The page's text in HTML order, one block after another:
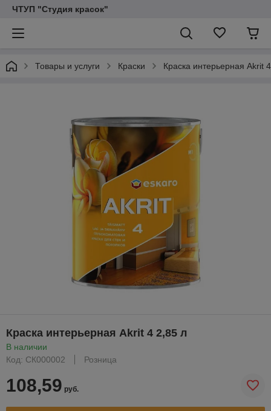
ЧТУП "Студия красок"
Товары и услуги Краски Краска интерьерная Akrit
Краска интерьерная Akrit 4 2,85 л
В наличии
Код: СК000002
Розница
108,59 руб.